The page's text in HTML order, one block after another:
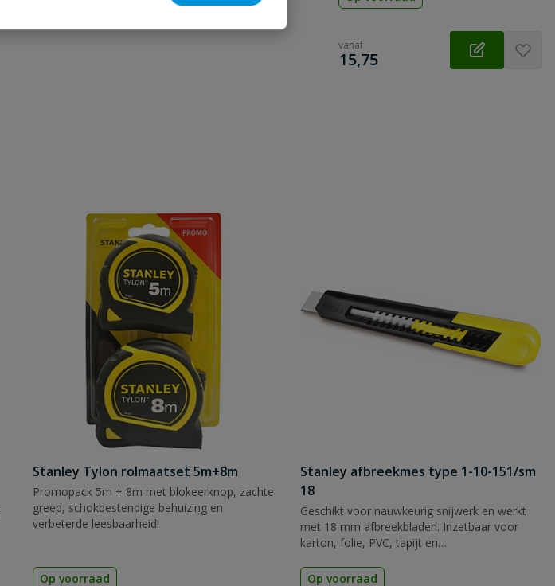
vanaf
€
15,75
Stanley Tylon rolmaatset 5m+8m
Promopack 5m + 8m met blokeerknop, zachte
greep, schokbestendige behuizing en
verbeterde leesbaarheid!
Op voorraad
Stanley afbreekmes type 1-10-151/sm
18
Geschikt voor nauwkeurig snijwerk en werkt
met 18 mm afbreekbladen. Inzetbaar voor
karton, folie, PVC, tapijt en
Op voorraad